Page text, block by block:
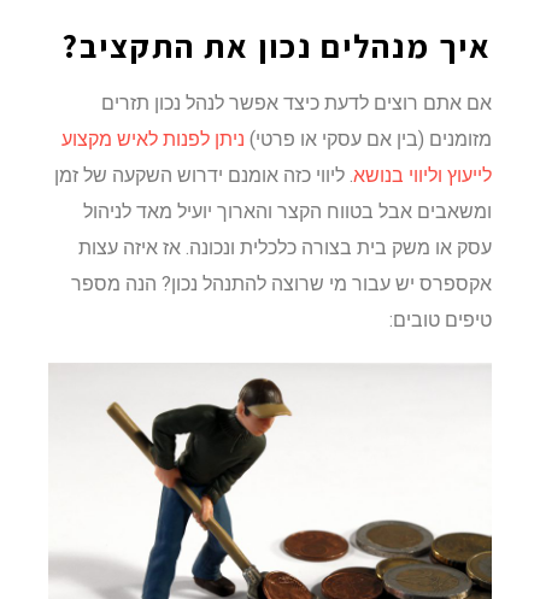
איך מנהלים נכון את התקציב?
אם אתם רוצים לדעת כיצד אפשר לנהל נכון תזרים
מזומנים (בין אם עסקי או פרטי)ניתן לפנות לאיש מקצוע
לייעוץ וליווי בנושא. ליווי כזה אומנם ידרוש השקעה של זמן
ומשאבים אבל בטווח הקצר והארוך יועיל מאד לניהול
עסק או משק בית בצורה כלכלית ונכונה. אז איזה עצות
אקספרס יש עבור מי שרוצה להתנהל נכון? הנה מספר
טיפים טובים: